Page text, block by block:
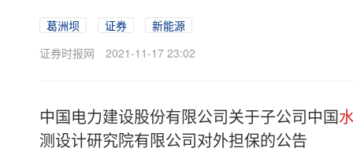
葛洲坝 证券
新能源
证券时报网
2021-11-17 23:02
中国电力建设股份有限公司关于子公司中国
测设计研究院有限公司对外担保的公告